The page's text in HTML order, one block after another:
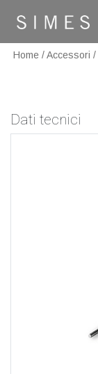
Home /Accessori /
Dati tecnici